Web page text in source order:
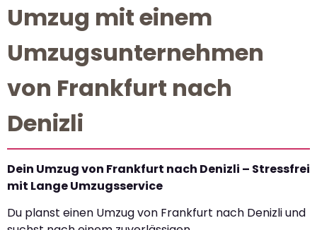
Umzug mit einem
Umzugsunternehmen
von Frankfurt nach
Denizli
Dein Umzug von Frankfurt nach Denizli – Stressfrei
mit Lange Umzugsservice
Du planst einen Umzug von Frankfurt nach Denizli und